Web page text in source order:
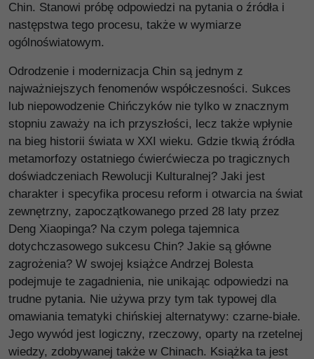
Chin. Stanowi próbę odpowiedzi na pytania o źródła i
następstwa tego procesu, także w wymiarze
ogólnoświatowym.
Odrodzenie i modernizacja Chin są jednym z
najważniejszych fenomenów współczesności. Sukces
lub niepowodzenie Chińczyków nie tylko w znacznym
stopniu zaważy na ich przyszłości, lecz także wpłynie
na bieg historii świata w XXI wieku. Gdzie tkwią źródła
metamorfozy ostatniego ćwierćwiecza po tragicznych
doświadczeniach Rewolucji Kulturalnej? Jaki jest
charakter i specyfika procesu reform i otwarcia na świat
zewnętrzny, zapoczątkowanego przed 28 laty przez
Deng Xiaopinga? Na czym polega tajemnica
dotychczasowego sukcesu Chin? Jakie są główne
zagrożenia? W swojej książce Andrzej Bolesta
podejmuje te zagadnienia, nie unikając odpowiedzi na
trudne pytania. Nie używa przy tym tak typowej dla
omawiania tematyki chińskiej alternatywy: czarne-białe.
Jego wywód jest logiczny, rzeczowy, oparty na rzetelnej
wiedzy, zdobywanej także w Chinach. Książka ta jest